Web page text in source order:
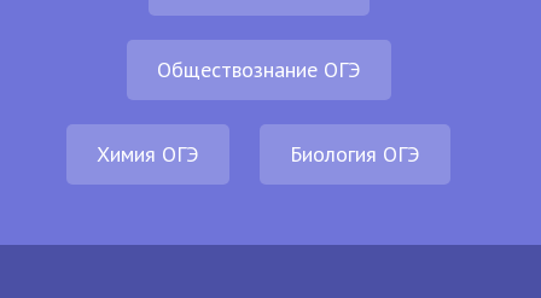
Обществознание ОГЭ
Химия ОГЭ Биология ОГЭ